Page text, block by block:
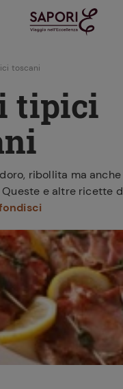
toscani
tipici
ribollita ma
Queste e altre ricette